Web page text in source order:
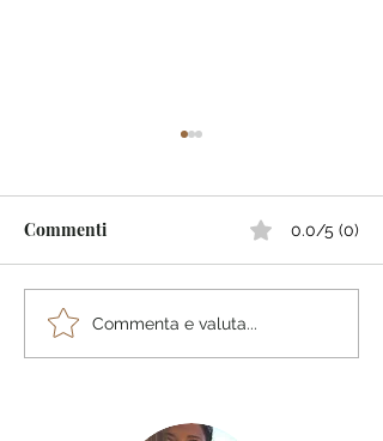
Festa del Tartufo a
Giurdignano 2025: un
Commenti 0.0/5 (0)
Commenta e valuta...